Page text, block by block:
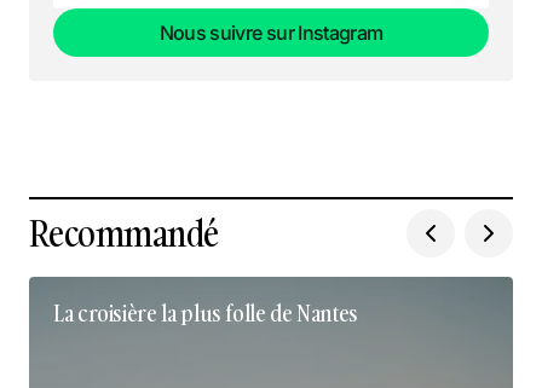
Nous suivre sur Instagram
Recommandé
La croisière la plus folle de Nantes